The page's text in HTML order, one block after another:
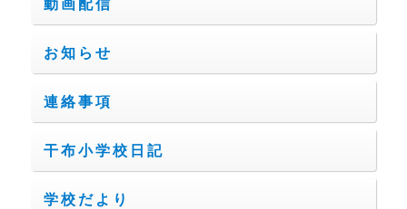
動画配信
お知らせ
連絡事項
干布小学校日記
学校だより